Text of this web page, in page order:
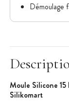
Démoulage
Moule Silicone
Silikomart